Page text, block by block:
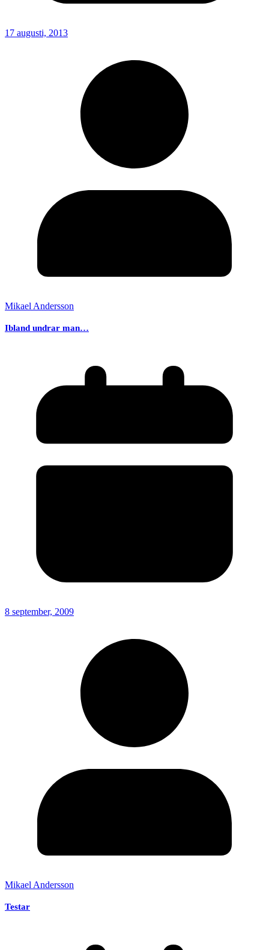
17 augusti, 2013
Mikael Andersson
Ibland undrar man…
8 september, 2009
Mikael Andersson
Testar